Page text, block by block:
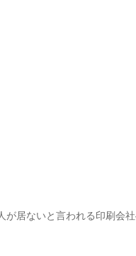
居ないと言われる印刷会